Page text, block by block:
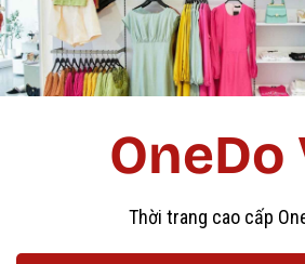
OneDo
Thời trang cao cấp